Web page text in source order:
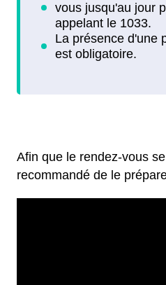
Afin que le rendez-vous
recommandé de le